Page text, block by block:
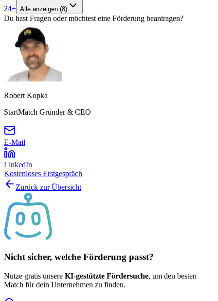
24+ Alle anzeigen (8)
Du hast Fragen oder möchtest eine Förderung beantragen?
Robert Kopka
StartMatch Gründer & CEO
E-Mail
LinkedIn
Kostenloses Erstgespräch
Zurück zur Übersicht
Nicht sicher, welche Förderung passt?
Nutze gratis unsere KI-gestützte Fördersuche, um den besten
Match für dein Unternehmen zu finden.